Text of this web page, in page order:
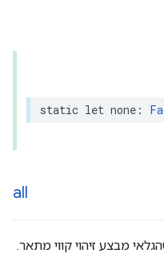
static let none :
all
מבצע זיהוי קווי מתאר.